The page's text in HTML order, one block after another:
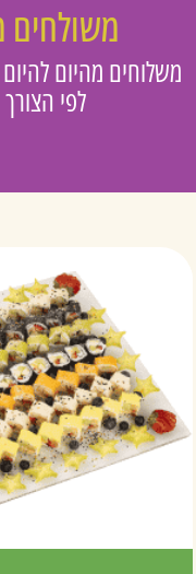
משולחים
משלוחים מהיום
לפי